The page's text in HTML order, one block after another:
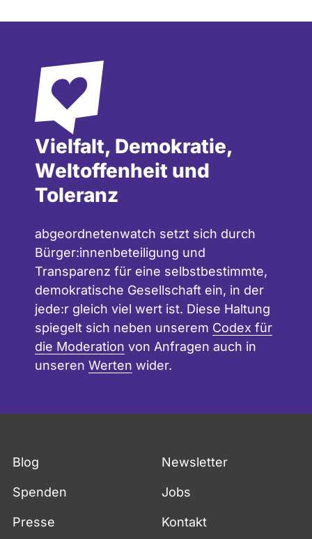
Vielfalt, Demokratie,
Weltoffenheit und
Toleranz
abgeordnetenwatch setzt sich durch
Bürger:innenbeteiligung und
Transparenz für eine selbstbestimmte,
demokratische Gesellschaft ein, in der
jede:r gleich viel wert ist. Diese Haltung
spiegelt sich neben unserem Codex für
die Moderation von Anfragen auch in
unseren Werten wider.
Blog Newsletter
Spenden Jobs
Presse Kontakt